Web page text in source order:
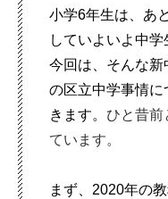
小学6年生は、あ
していよいよ中学
今回は、そんな新
の区立中学事情
きます。 ひと昔前
ています。
まず、2020年の